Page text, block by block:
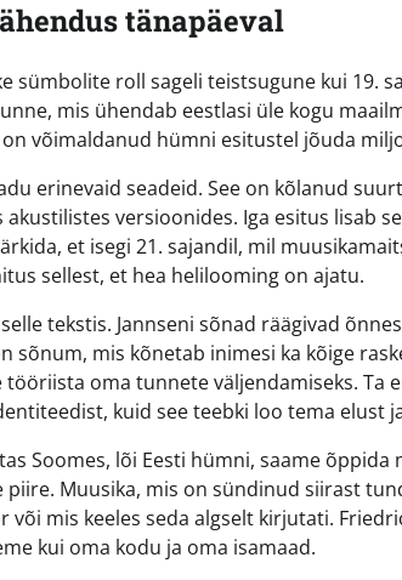
tänapäeval
sümbolite roll sageli teistsugune kui 19.
mis ühendab eestlasi üle kogu
võimaldanud hümni esitustel jõuda
erinevaid seadeid. See on kõlanud
versioonides. Iga esitus lisab
et isegi 21. sajandil, mil
sellest, et hea helilooming on ajatu.
tekstis. Jannseni sõnad räägivad
sõnum, mis kõnetab inimesi ka kõige
oma tunnete väljendamiseks. Ta
kuid see teebki loo tema elust
Soomes, lõi Eesti hümni, saame
Muusika, mis on sündinud siirast
mis keeles seda algselt kirjutati.
kui oma kodu ja oma isamaad.